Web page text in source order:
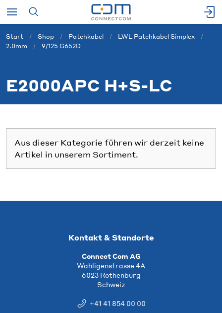
Start Shop Patchkabel
LWL Patchkabel Simplex
2.0mm
9/125 G652D
E2000APC H+S-LC
Aus dieser Kategorie führen wir derzeit keine
Artikel in unserem Sortiment.
Kontakt & Standorte
Connect Com AG
Wahligenstrasse 4A
6023 Rothenburg
Schweiz
+41 41 854 00 00